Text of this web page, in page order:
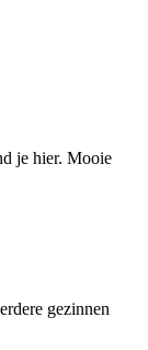
je hier. Mooie
gezinnen